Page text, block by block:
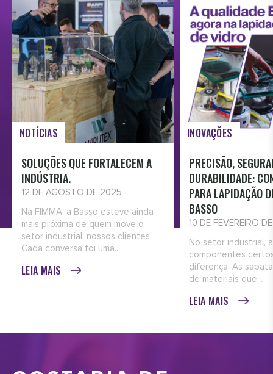
NOTÍCIAS
SOLUÇÕES QUE FORTALECEM A
INDÚSTRIA.
12 DE AGOSTO DE 2025
Na FIMMA, a Basso esteve ainda
mais próxima de quem move o
setor industrial: nossos clientes.
Cada conversa foi uma...
LEIA MAIS
INOVAÇÕES
PRECISÃO,
DURABILIDADE:
PARA LAPIDAÇÃO
BASSO
10 DE FEVEREIRO
No setor industrial,
componentes
diferença. As
de materiais que...
LEIA MAIS